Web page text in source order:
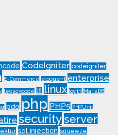
CodeIgniter codeigniter
E-Commerce eloquent enterprise
legacycode lfi linux login MariaDB
pdo php PHP5 PHPUnit
securityserver
sql injection squeeze